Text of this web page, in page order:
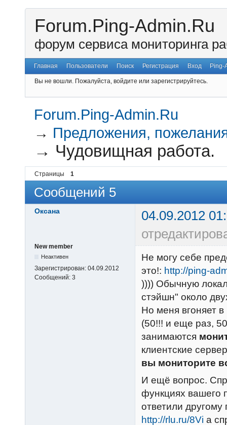
Forum.Ping-Admin.Ru
форум сервиса мониторинга
Главная Пользователи Поиск Регистрация Вход Ping-
Вы не вошли. Пожалуйста, войдите или зарегистрируйтесь.
Forum.Ping-Admin.Ru
→ Предложения,
→ Чудовищная работа.
Страницы 1
Сообщений 5
Оксана
04.09.2012
New member
Неактивен
Зарегистрирован: 04.09.2012
Сообщений: 3
Не могу себе
это!: http://ping-
)))) Обычную
стэйшн" около
Но меня вгоняет
(50!!! и еще раз,
занимаются
клиентские
вы мониторите
И ещё вопрос.
функциях вашего
ответили
http://rlu.ru/8Vi а